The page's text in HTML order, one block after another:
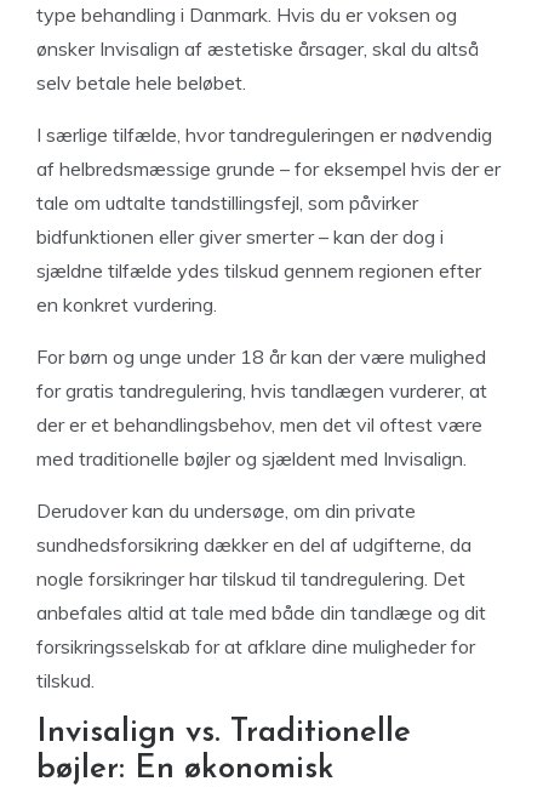
type behandling i Danmark. Hvis du er voksen og
ønsker Invisalign af æstetiske årsager, skal du altså
selv betale hele beløbet.
I særlige tilfælde, hvor tandreguleringen er nødvendig
af helbredsmæssige grunde – for eksempel hvis der er
tale om udtalte tandstillingsfejl, som påvirker
bidfunktionen eller giver smerter – kan der dog i
sjældne tilfælde ydes tilskud gennem regionen efter
en konkret vurdering.
For børn og unge under 18 år kan der være mulighed
for gratis tandregulering, hvis tandlægen vurderer, at
der er et behandlingsbehov, men det vil oftest være
med traditionelle bøjler og sjældent med Invisalign.
Derudover kan du undersøge, om din private
sundhedsforsikring dækker en del af udgifterne, da
nogle forsikringer har tilskud til tandregulering. Det
anbefales altid at tale med både din tandlæge og dit
forsikringsselskab for at afklare dine muligheder for
tilskud.
Invisalign vs. Traditionelle
bøjler: En økonomisk